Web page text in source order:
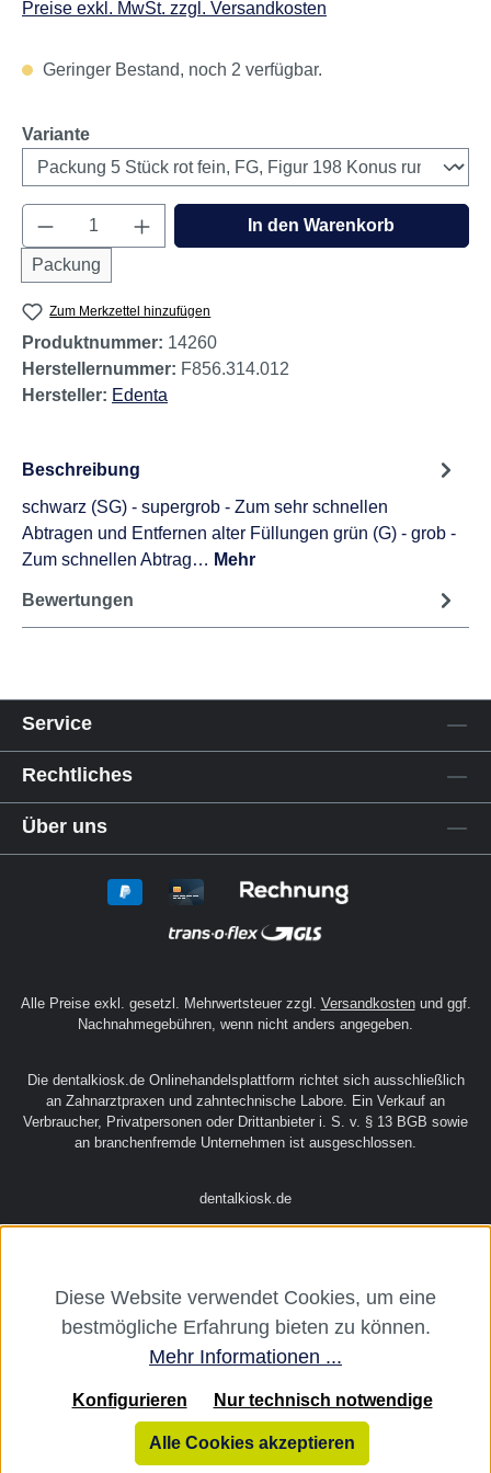
Preise exkl. MwSt. zzgl. Versandkosten
Geringer Bestand, noch 2 verfügbar.
Varianteauswählen
Produkt Anzahl: Gib den gewünschten
Packung
In den Warenkorb
Zum Merkzettel hinzufügen
Produktnummer: 14260
Herstellernummer: F856.314.012
Hersteller: Edenta
Beschreibung
schwarz (SG) - supergrob - Zum sehr schnellen
Abtragen und Entfernen alter Füllungen grün (G) - grob -
Zum schnellen Abtrag… Mehr
Bewertungen
Service
Rechtliches
Über uns
Alle Preise exkl. gesetzl. Mehrwertsteuer zzgl. Versandkostenund ggf.
Nachnahmegebühren, wenn nicht anders angegeben.
Die dentalkiosk.de Onlinehandelsplattform richtet sich ausschließlich
an Zahnarztpraxen und zahntechnische Labore. Ein Verkauf an
Verbraucher, Privatpersonen oder Drittanbieter i. S. v. § 13 BGB sowie
an branchenfremde Unternehmen ist ausgeschlossen.
dentalkiosk.de
Diese Website verwendet Cookies, um eine
bestmögliche Erfahrung bieten zu können.
Mehr Informationen ...
Nur technisch notwendige
Konfigurieren
Alle Cookies akzeptieren